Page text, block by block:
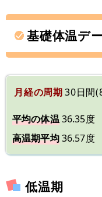
基礎体温デ
月経の周期30日間
平均の体温36.35度
高温期平均36.57度
低温期